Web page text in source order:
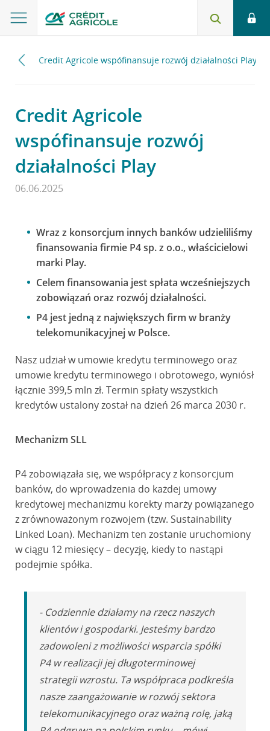
2025 Credit Agricole wspófinansuje rozwój działalności Play
Credit Agricole
wspófinansuje rozwój
działalności Play
06.06.2025
Wraz z konsorcjum innych banków udzieliliśmy
finansowania firmie P4 sp. z o.o., właścicielowi
marki Play.
Celem finansowania jest spłata wcześniejszych
zobowiązań oraz rozwój działalności.
P4 jest jedną z największych firm w branży
telekomunikacyjnej w Polsce.
Nasz udział w umowie kredytu terminowego oraz
umowie kredytu terminowego i obrotowego, wyniósł
łącznie 399,5 mln zł. Termin spłaty wszystkich
kredytów ustalony został na dzień 26 marca 2030 r.
Mechanizm SLL
P4 zobowiązała się, we współpracy z konsorcjum
banków, do wprowadzenia do każdej umowy
kredytowej mechanizmu korekty marży powiązanego
z zrównoważonym rozwojem (tzw. Sustainability
Linked Loan). Mechanizm ten zostanie uruchomiony
w ciągu 12 miesięcy – decyzję, kiedy to nastąpi
podejmie spółka.
- Codziennie działamy na rzecz naszych
klientów i gospodarki. Jesteśmy bardzo
zadowoleni z możliwości wsparcia spółki
P4 w realizacji jej długoterminowej
strategii wzrostu. Ta współpraca podkreśla
nasze zaangażowanie w rozwój sektora
telekomunikacyjnego oraz ważną rolę, jaką